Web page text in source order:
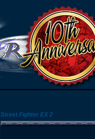
Street Fighter EX 2